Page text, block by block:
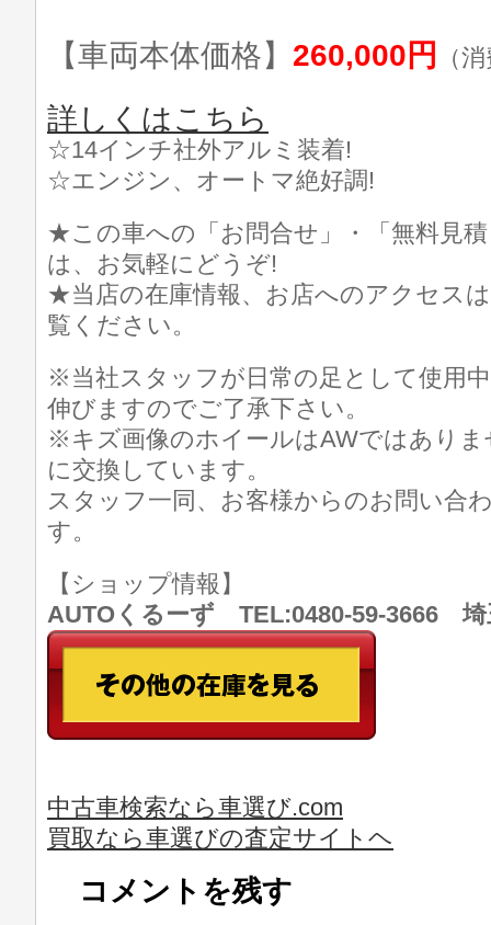
【車両本体価格】 260,000円 （
詳しくはこちら
☆14インチ社外アルミ装着!
☆エンジン、オートマ絶好調!
★この車への「お問合せ」・「無料見
は、お気軽にどうぞ!
★当店の在庫情報、お店へのアクセス
覧ください。
※当社スタッフが日常の足として使用
伸びますのでご了承下さい。
※キズ画像のホイールはAWではありま
に交換しています。
スタッフ一同、お客様からのお問い合
す。
【ショップ情報】
AUTOくるーず TEL:0480-59-3666 埼
中古車検索なら車選び.com
買取なら車選びの査定サイトヘ
コメントを残す